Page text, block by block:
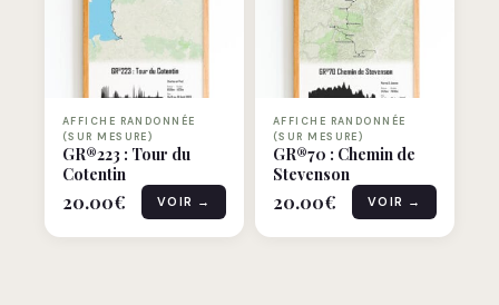
AFFICHE RANDONNÉE
(SUR MESURE)
GR®223 : Tour du
Cotentin
20.00€ VOIR →
AFFICHE RANDONNÉE
(SUR MESURE)
GR®70 : Chemin de
Stevenson
20.00€ VOIR →